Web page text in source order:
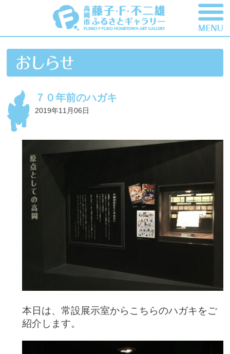
７０年前のハガキ
2019年11月06日
本日は、常設展示室からこちらのハガキをご
紹介します。